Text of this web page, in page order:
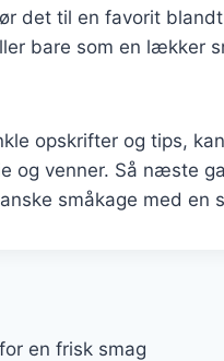
det til en favorit
bare som en lækker
opskrifter og tips,
og venner. Så næste
småkage med en
en frisk smag